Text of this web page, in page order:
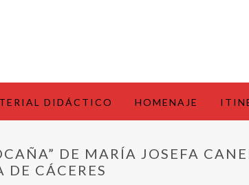
DIDÁCTICO HOMENAJE
DE MARÍA JOSEFA
DE CÁCERES